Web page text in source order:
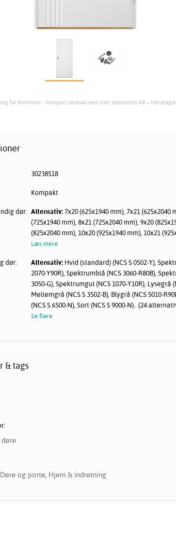
før Bornholm - Kompakt dørblad med rillet dekoration A8 +
30238518
Kompakt
dør: Alternativ:7x20 (625x1940 mm), 7x21 (625x2040
(725x1940 mm), 8x21 (725x2040 mm), 9x20
(825x2040 mm), 10x20 (925x1940 mm), 10x21
Læs mere
dør: Alternativ: Hvid (standard) (NCS S 0502-Y),
2070-Y90R), Spektrumblå (NCS 3060-R80B),
3050-G), Spektrumgul (NCS 1070-Y10R), Lysegrå
Mellemgrå (NCS S 3502-B), Blygrå (NCS 5010-
(NCS S 6500-N), Sort (NCS S 9000-N).. (24
Se flere
& tags
døre
Døre og porte, Hjem & indretning